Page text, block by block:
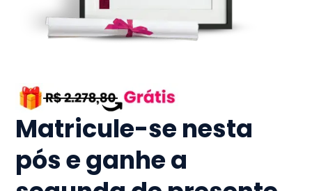
Matricule-se nesta
pós e ganhe a